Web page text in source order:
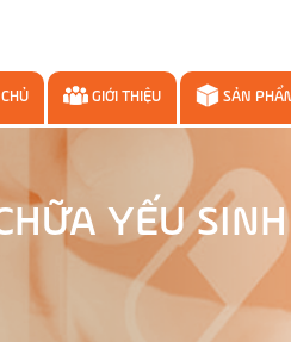
GIỚI THIỆU SẢN
YẾU